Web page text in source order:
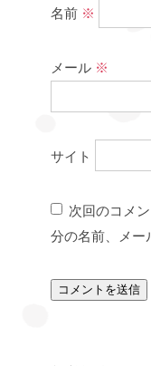
名前 ※
メール ※
サイト
次回のコメ
分の名前、メー